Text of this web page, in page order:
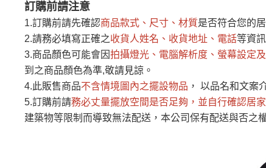
訂購前請注意
1.訂購前請先確認商品款式、尺寸、材質是否符合您的
2.請務必填寫正確之收貨人姓名、收貨地址、電話等資
3.商品顏色可能會因拍攝燈光、電腦解析度、螢幕設定
到之商品顏色為準,敬請見諒。
4.此販售商品不含情境圖內之擺設物品 ， 以品名和文案
5.訂購前請務必丈量擺放空間是否足夠 ，並自行確認居
建築物等限制而導致無法配送，本公司保有配送與否之
運送地區
桃園
注意事項：
由於品項繁多，網頁無法及時更新，如有
認商品是否有「現貨」與 「金額」。
若商品價格或庫存有異常，商家有權取消訂
接單後二日內(不含例假日)，我們客服會與
（線上客服 LINE → @dershin）
下單前先詢問是否現貨，若未詢問下單後
運送範圍：限定北至基隆，南至苗栗，偏
(0)筆 全部 依評論高